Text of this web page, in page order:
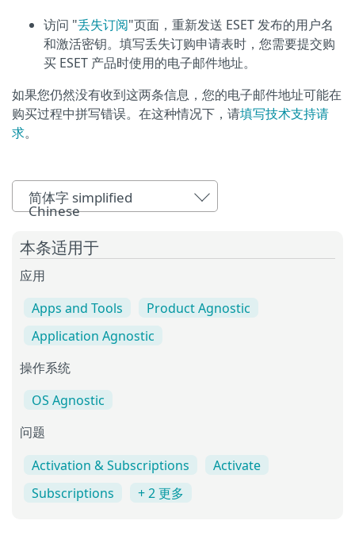
访问 "丢失订阅"页面，重新发送 ESET 发布的用户名
和激活密钥。填写丢失订购申请表时，您需要提交购
买 ESET 产品时使用的电子邮件地址。
如果您仍然没有收到这两条信息，您的电子邮件地址可能在
购买过程中拼写错误。在这种情况下，请填写技术支持请
求。
简体字 simplified
Chinese
本条适用于
应用
Apps and Tools
Product Agnostic
Application Agnostic
操作系统
OS Agnostic
问题
Activation & Subscriptions
Activate
Subscriptions
+ 2 更多